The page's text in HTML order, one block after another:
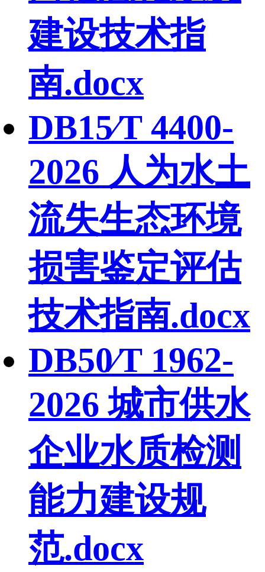
建设技术指
南.docx
DB15∕T 4400-
2026 人为水土
流失生态环境
损害鉴定评估
技术指南.docx
DB50∕T 1962-
2026 城市供水
企业水质检测
能力建设规
范.docx